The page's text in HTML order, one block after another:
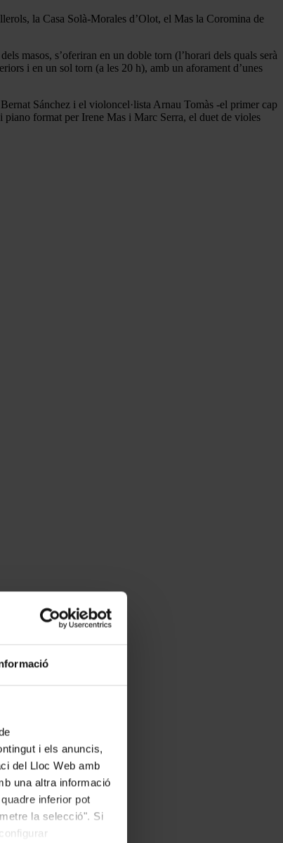
i els anuncis,
del Lloc Web amb
una altra informació
inferior pot
la selecció". Si
la Casa Solà-Morales d’Olot, el Mas la Coromina de
masos, s’oferiran en un doble torn (l’horari dels quals serà
i en un sol torn (a les 20 h), amb un aforament d’unes
Sánchez i el violoncel·lista Arnau Tomàs -el primer cap
format per Irene Mas i Marc Serra, el duet de violes